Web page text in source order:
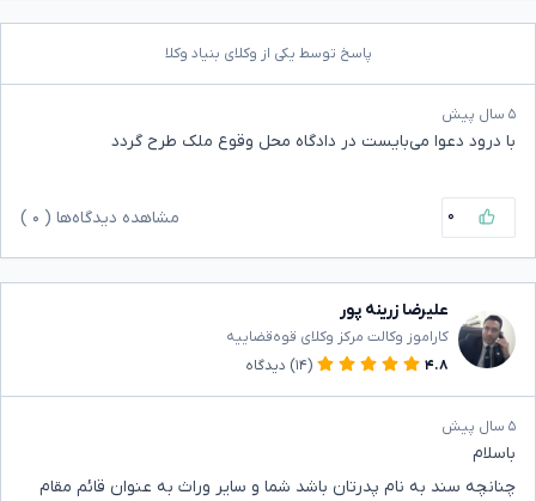
پاسخ توسط یکی از وکلای بنیاد وکلا
۵ سال پیش
با درود دعوا می‌بایست در دادگاه محل وقوع ملک طرح گردد
۰ مشاهده دیدگاه‌ها ( ۰
علیرضا زرینه پور
کاراموز وکالت مرکز وکلای قوه‌قضاییه
۴.۸
(۱۴) دیدگاه
۵ سال پیش
باسلام
چنانچه سند به نام پدرتان باشد شما و سایر وراث به عنوان قائم مقام